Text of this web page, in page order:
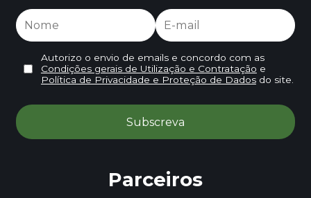
Autorizo o envio de emails e concordo com as
Condições gerais de Utilização e Contratação e
Política de Privacidade e Proteção de Dadosdo site.
Parceiros